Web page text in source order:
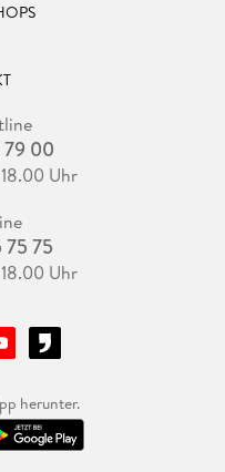
00
Uhr
75
Uhr
herunter.